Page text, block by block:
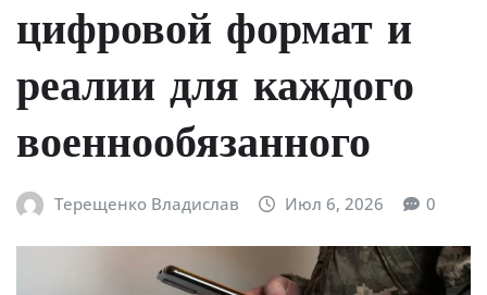
цифровой формат и
реалии для каждого
военнообязанного
Терещенко Владислав Июл 6, 2026 0